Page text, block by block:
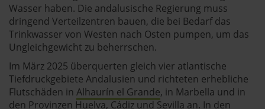
Wasser haben. Die andalusische Regierung muss
dringend Verteilzentren bauen, die bei Bedarf das
Trinkwasser von Westen nach Osten pumpen, um das
Ungleichgewicht zu beherrschen.
Im März 2025 überquerten gleich vier atlantische
Tiefdruckgebiete Andalusien und richteten erhebliche
Flutschäden in Alhaurín el Grande, in Marbella und in
den Provinzen Huelva, Cádiz und Sevilla an. In den